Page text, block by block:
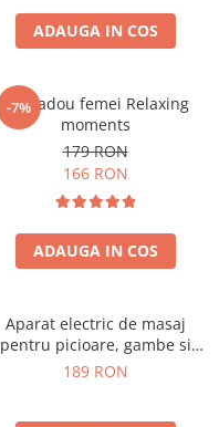
ADAUGA IN COS
-7%
Set cadou femei Relaxing
moments
179 RON
166 RON
ADAUGA IN COS
Aparat electric de masaj
pentru picioare, gambe si
brate
189 RON